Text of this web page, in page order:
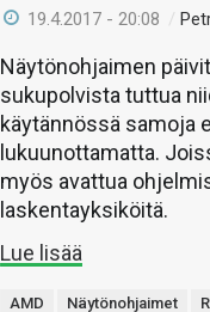
19.4.2017 - 20:08 /
Näytönohjaimen
sukupolvista tuttua
käytännössä samoja
lukuunottamatta.
myös avattua
laskentayksiköitä.
Lue lisää
AMD Näytönohjaimet